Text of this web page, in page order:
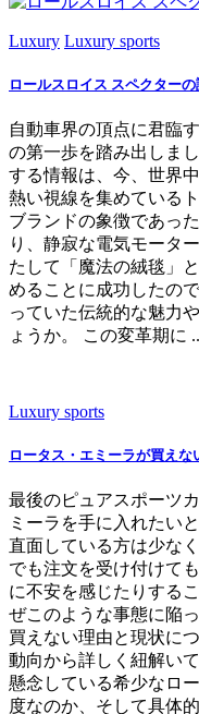
Luxury Luxury sports
ロールスロイス スペクター
自動車界の頂点に君臨
の第一歩を踏み出しま
する情報は、今、世界
熱い視線を集めている
ブランドの象徴であっ
り、静寂な電気モータ
たして「魔法の絨毯」
めることに成功したの
っていた伝統的な魅力
ょうか。 この変革期に
Luxury sports
ロータス・エミーラが買え
最後のピュアスポーツ
ミーラを手に入れたい
直面している方は少な
でも注文を受け付けて
に不安を感じたりする
ぜこのような事態に陥
買えない理由と現状に
動向から詳しく紐解い
懸念している希少なロ
度なのか、そして具体